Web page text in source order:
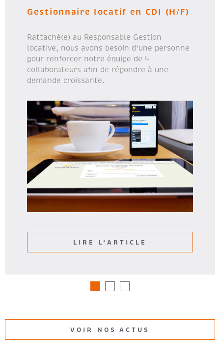
Gestionnaire locatif en CDI (H/F)
Rattaché(e) au Responsable Gestion
locative, nous avons besoin d'une personne
pour renforcer notre équipe de 4
collaborateurs afin de répondre à une
demande croissante.
LIRE L'ARTICLE
VOIR NOS ACTUS